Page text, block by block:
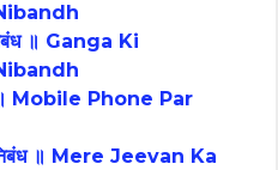
॥ Ganga Ki
॥ Mobile Phone Par
निबंध ॥ Mere Jeevan Ka